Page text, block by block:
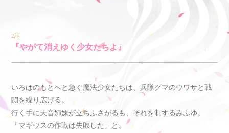
2話
『やがて消えゆく少女たちよ』
いろはのもとへと急ぐ魔法少女たちは、兵隊グマのウワサと戦
闘を繰り広げる。
行く手に天音姉妹が立ちふさがるも、それを制するみふゆ。
「マギウスの作戦は失敗した」と。